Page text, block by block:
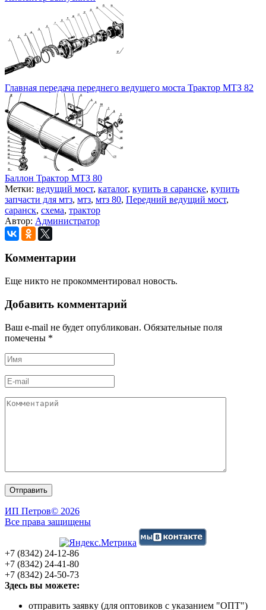
Главная передача переднего ведущего моста Трактор МТЗ 82
Баллон Трактор МТЗ 80
Метки: ведущий мост, каталог, купить в саранске, купить
запчасти для мтз, мтз, мтз 80, Передний ведущий мост,
саранск, схема, трактор
Автор: Администратор
Комментарии
Еще никто не прокомментировал новость.
Добавить комментарий
Ваш e-mail не будет опубликован. Обязательные поля
помечены *
ИП Петров© 2026
Все права защищены
+7 (8342) 24-12-86
+7 (8342) 24-41-80
+7 (8342) 24-50-73
Здесь вы можете:
отправить заявку (для оптовиков с указанием "ОПТ")